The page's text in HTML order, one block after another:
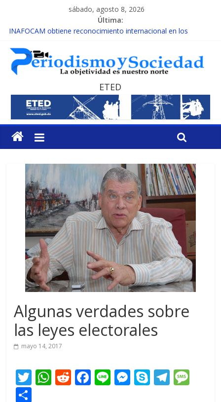
sábado, agosto 8, 2026
Última:
INAFOCAM obtiene reconocimiento internacional en los
15 de febrero de cada año es Día Nacional de la lucha contra el
cáncer infantil
EL ENFOQUE UNILATERAL DE LA COALICIÓN
MESCyT y Universidad Albizu apoyarán rehabilitación de
reclusos
MESCyT presenta calendario de Consulta Nacional por la
Educación
ETED
Algunas verdades sobre
las leyes electorales
mayo 14, 2017
T W R F Li M S T